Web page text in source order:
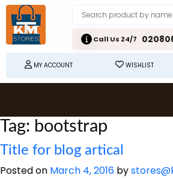
Call Us 24/7
MY ACCOUNT WISHLIST
Tag: bootstrap
Title for blog artical
Posted on March 4, 2016 by